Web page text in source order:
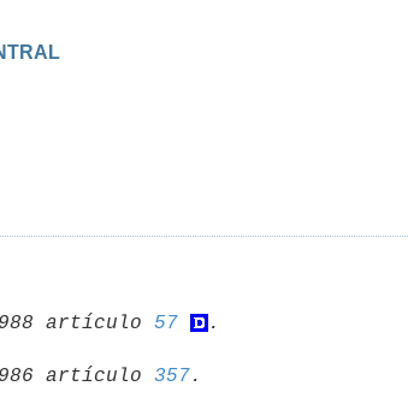
artículo 57
artículo 357